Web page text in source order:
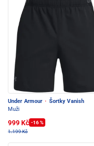
Under Armour · Šortky Vanish
Muži
999 Kč -16 %
1.199 Kč